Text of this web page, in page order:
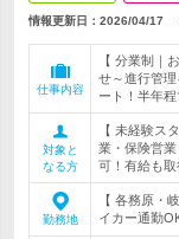
情報更新日：2026/04/17
仕事内容
【 分業制｜
せ～進行管
ート！半年
対象と
なる方
【 未経験ス
業・保険営
可！有給も
勤務地
【 各務原・
イカー通勤